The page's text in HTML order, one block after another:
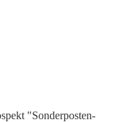
"Sonderposten-